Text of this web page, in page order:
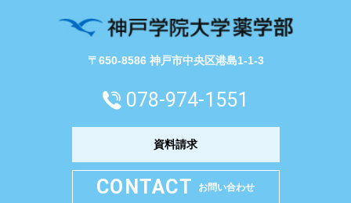
〒650-8586 神戸市中央区港島1-1-3
078-974-1551
資料請求
CONTACT お問い合わせ